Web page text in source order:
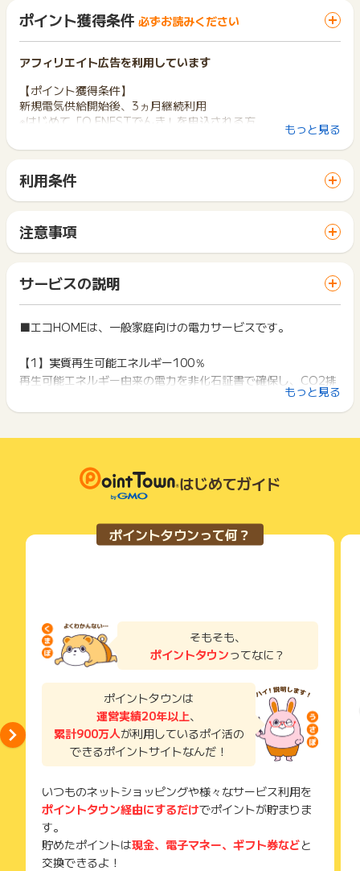
ポイント獲得条件 必ずお読みください
アフィリエイト広告を利用しています
【ポイント獲得条件】
新規電気供給開始後、3ヵ月継続利用
※はじめて「Q.ENESTでんき」を申込される方
※でんき供給開始月を起算月として3か月経過の月末時点でエコ
※供給開始月を起算月として4か月目に獲得承認をします
※引っ越し先住所地でのお申し込みはお断りをしております
りをしております
【ポイント獲得対象外条件】
※でんき供給開始月を起算として3か月未満での解約
※新規お申込み日から申込み不備等の理由により90日以内にQ.E
NESTでんきの供給開始が確認できなかった場合
※お申し込みがWebで完結できない場合
※本キャンペーンページ以外からのお申込み
※Q.ENESTでんきが直接供給するエリア以外は対象外となりま
す（国内の離島と沖縄県内）
（対象商材：Qベーシックプラン）
※3か月以内にお引越しの予定があるお客様のお申し込み
※その他お申込内容に不備がある場合
【お問い合わせについて】
獲得予定ポイントに反映されない場合の調査依頼期限：お申込
み日から90日以内
までお問い合わせください。ポイントについて、広告主に直接
お問い合わせをした場合、ポイント獲得対象外となる場合がご
ざいます。
もっと見る
利用条件
サイトに移動してからお申し込みやお買い物が完了するまでの
間に、同じブラウザ（※）で他のサイトに移動した場合はポイン
ト獲得ができません。
「 サイトへ行ってポイントGET 」ボタンを押した時とサービ
ス・お買い物利用時で、デバイス・ブラウザが異なる場合はポ
イント獲得ができません。
2回以上同じお買い物・サービスをご利用される場合は、毎回
タンを押してからご利用ください。
下記の事項に該当する場合、広告主側で対象外とみなし、「獲
い物を複数回ご利用された場合
て一度でも同サービス・お買い物を利用されたことがある場合
ご利用前には、Cookieの削除をおこなっていただくことを推奨
サービス・お買い物利用時にお電話など2つ以上の申し込み方
法がある場合、必ずサイト上のWEBフォームからお申し込みく
了などのメールは、ポイント獲得するまで必ず保管してくださ
獲得待ち・獲得失敗の状態でお問い合わせされる際に、該当の
メールを送っていただく場合がございます。
そのため、紛失・破棄された場合は対応いたしかねますので、
ご注意ください。
(※) SafariやChromeなどwebサイトを表示するアプリのこと
注意事項
一部のサービスにつきましては、1商品につき10円単位の金額
は切り捨てとなります。
ポイント獲得が1ポイント未満のものは切り捨てとなり、ポイ
ント履歴には記載されません。
原則として広告主側のポイント等を利用して支払われた金額分
につきましては、ポイントタウンのポイント獲得の対象には含
まれません。
広告主が運営しているサービスの都合もしくは会員様の都合で
商品の交換や一部でもキャンセルされた場合、ポイントが無効
になる可能性もございます。
条件を達成しているかどうかは各広告主ではなく、代理店が行
っているため、広告主はポイントに関する詳細を把握しており
そのため、ポイントタウンのポイントに関するお問い合わせを
広告主様に直接行わないようお願いいたします。
サービスの説明
■エコHOMEは、一般家庭向けの電力サービスです。
【1】実質再生可能エネルギー100％
再生可能エネルギー由来の電力を非化石証書で確保し、CO2排
【2】基本料金が大手電力会社の約50％
【3】電力量料金（使用量に応じた料金）が一律
使用量の増減によって単価が上がらない「一律料金」。使用量
が多い家庭ほど割安になる設計。
【4】契約期間の縛りなし／解約手数料0円
最低契約期間や違約金はなく、気軽に切り替え・解約できま
もっと見る
はじめてガイド
ポイントタウンって何？
そもそも、
ポイントタウンってなに？
ポイントタウンは
運営実績20年以上、
累計900万人が利用しているポイ活の
できるポイントサイトなんだ！
いつものネットショッピングや様々なサービス利用を
ポイントタウン経由にするだけでポイントが貯まりま
す。
貯めたポイントは現金、電子マネー、ギフト券などと
交換できるよ！